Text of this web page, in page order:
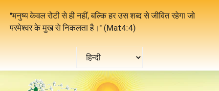
content
"मनुष्य केवल रोटी से ही नहीं, बल्कि हर उस शब्द से जीवित रहेगा जो
परमेश्वर के मुख से निकलता है।" (Mat4:4)
चुनें